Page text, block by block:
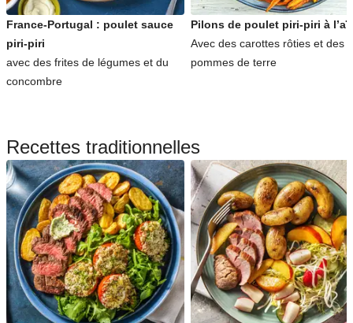
France-Portugal : poulet sauce
piri-piri
avec des frites de légumes et du
concombre
Pilons de poulet piri-piri à
Avec des carottes rôties et des
pommes de terre
Recettes traditionnelles